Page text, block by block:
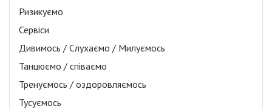
Ризикуємо
Сервіси
Дивимось / Слухаємо / Милуємось
Танцюємо / співаємо
Тренуємось / оздоровляємось
Тусуємось